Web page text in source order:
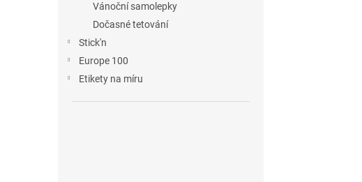
Vánoční samolepky
Dočasné tetování
Stick'n
Europe 100
Etikety na míru